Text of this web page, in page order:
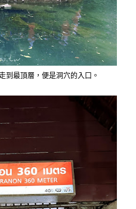
到最頂層，便是洞穴的入口。